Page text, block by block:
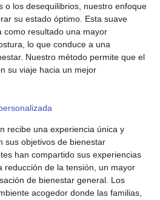
o los desequilibrios, nuestro enfoque
su estado óptimo. Esta suave
como resultado una mayor
lo que conduce a una
Nuestro método permite que el
su viaje hacia un mejor
recibe una experiencia única y
sus objetivos de bienestar
han compartido sus experiencias
reducción de la tensión, un mayor
de bienestar general. Los
acogedor donde las familias,